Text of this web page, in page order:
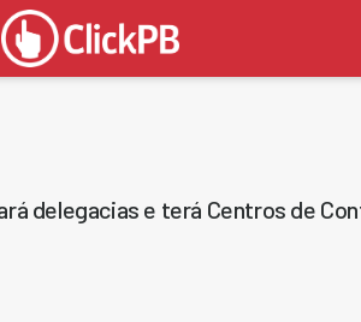
delegacias e terá Centros de